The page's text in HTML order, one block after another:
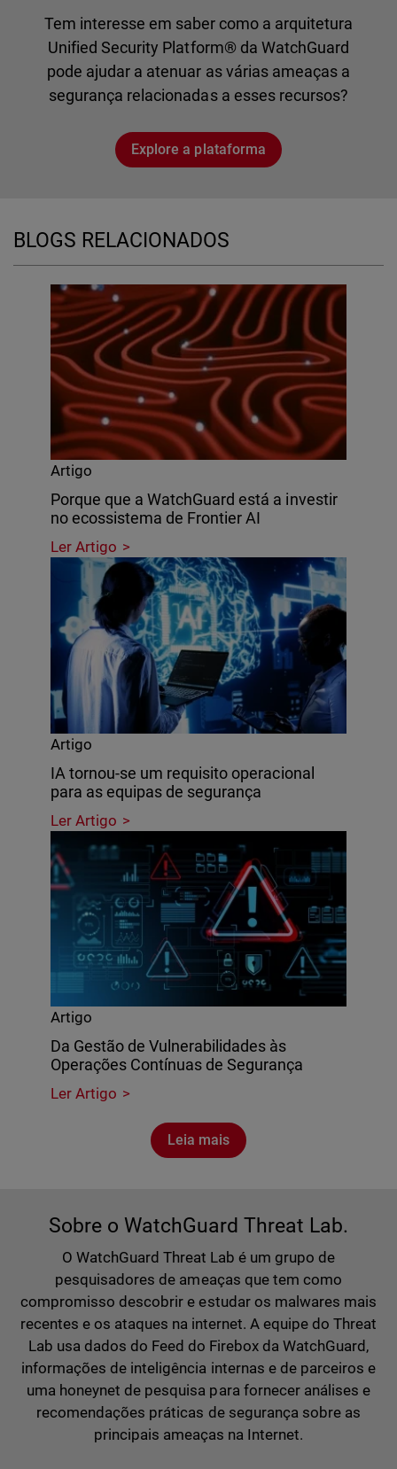
Tem interesse em saber como a arquitetura
Unified Security Platform® da WatchGuard
pode ajudar a atenuar as várias ameaças a
segurança relacionadas a esses recursos?
Explore a plataforma
BLOGS RELACIONADOS
Artigo
Porque que a WatchGuard está a investir
no ecossistema de Frontier AI
Ler Artigo
Artigo
IA tornou-se um requisito operacional
para as equipas de segurança
Ler Artigo
Artigo
Da Gestão de Vulnerabilidades às
Operações Contínuas de Segurança
Ler Artigo
Leia mais
Sobre o WatchGuard Threat Lab.
O WatchGuard Threat Lab é um grupo de
pesquisadores de ameaças que tem como
compromisso descobrir e estudar os malwares mais
recentes e os ataques na internet. A equipe do Threat
Lab usa dados do Feed do Firebox da WatchGuard,
informações de inteligência internas e de parceiros e
uma honeynet de pesquisa para fornecer análises e
recomendações práticas de segurança sobre as
principais ameaças na Internet.